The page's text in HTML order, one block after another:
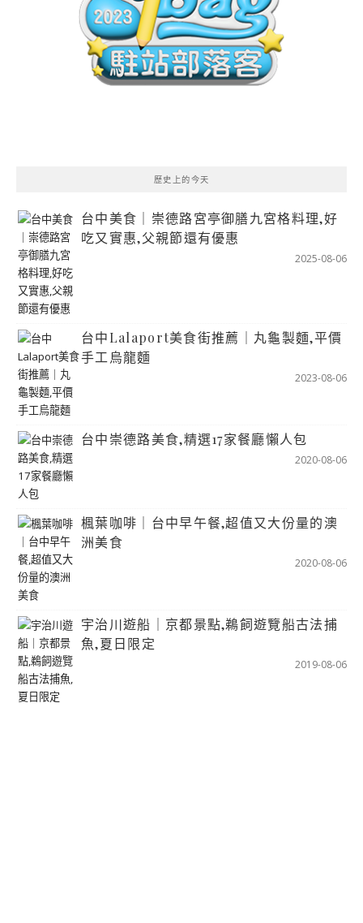
歷史上的今天
台中美食｜崇德路宮亭御膳九宮格料理,好
吃又實惠,父親節還有優惠
2025-08-06
台中Lalaport美食街推薦｜丸龜製麵,平價
手工烏龍麵
2023-08-06
台中崇德路美食,精選17家餐廳懶人包
2020-08-06
楓葉咖啡｜台中早午餐,超值又大份量的澳
洲美食
2020-08-06
宇治川遊船｜京都景點,鵜飼遊覽船古法捕
魚,夏日限定
2019-08-06